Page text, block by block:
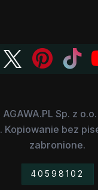
Sp. z
Kopiowanie bez
zabronione.
40598102